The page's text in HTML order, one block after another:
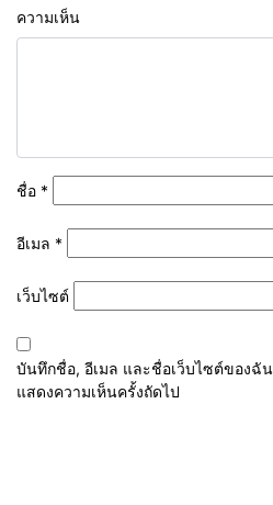
ความเห็น
ชื่อ *
อีเมล *
เว็บไซต์
บันทึกชื่อ, อีเมล และชื่อเว็บไซต์ของฉั
แสดงความเห็นครั้งถัดไป